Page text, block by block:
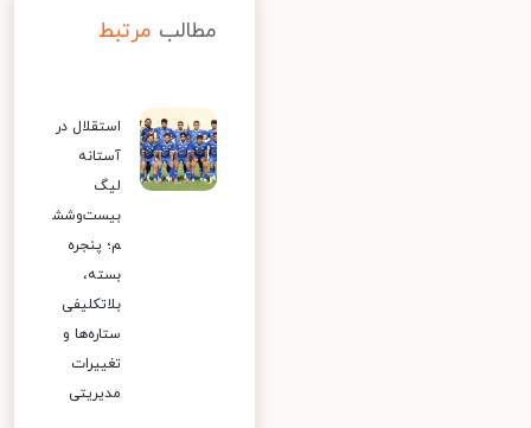
مطالب مرتبط
استقلال در
آستانه
لیگ
بیست‌وشش
م؛ پنجره
بسته،
بلاتکلیفی
ستاره‌ها و
تغییرات
مدیریتی